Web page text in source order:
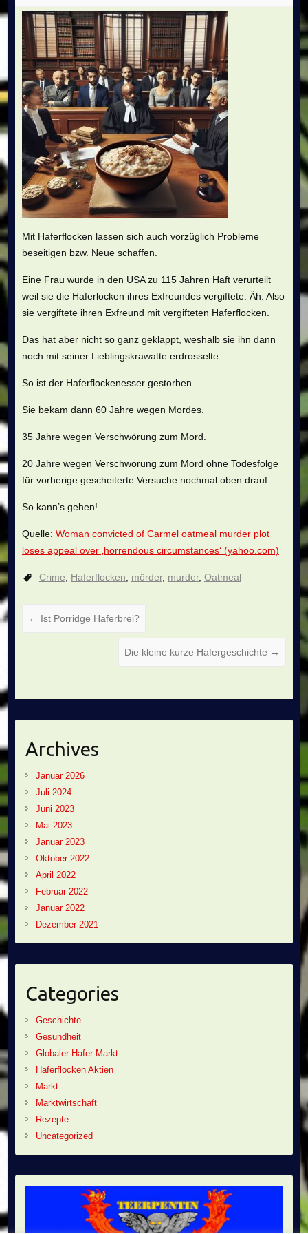
Mit Haferflocken lassen sich auch vorzüglich Probleme
beseitigen bzw. Neue schaffen.
Eine Frau wurde in den USA zu 115 Jahren Haft verurteilt
weil sie die Haferlocken ihres Exfreundes vergiftete. Äh. Also
sie vergiftete ihren Exfreund mit vergifteten Haferflocken.
Das hat aber nicht so ganz geklappt, weshalb sie ihn dann
noch mit seiner Lieblingskrawatte erdrosselte.
So ist der Haferflockenesser gestorben.
Sie bekam dann 60 Jahre wegen Mordes.
35 Jahre wegen Verschwörung zum Mord.
20 Jahre wegen Verschwörung zum Mord ohne Todesfolge
für vorherige gescheiterte Versuche nochmal oben drauf.
So kann’s gehen!
Quelle: Woman convicted of Carmel oatmeal murder plot
loses appeal over ‚horrendous circumstances‘ (yahoo.com)
Crime Haferflocken mörder, murder, Oatmeal
← Ist Porridge Haferbrei?
Die kleine kurze Hafergeschichte →
Archives
Januar 2026
Juli 2024
Juni 2023
Mai 2023
Januar 2023
Oktober 2022
April 2022
Februar 2022
Januar 2022
Dezember 2021
Categories
Geschichte
Gesundheit
Globaler Hafer Markt
Haferflocken Aktien
Markt
Marktwirtschaft
Rezepte
Uncategorized